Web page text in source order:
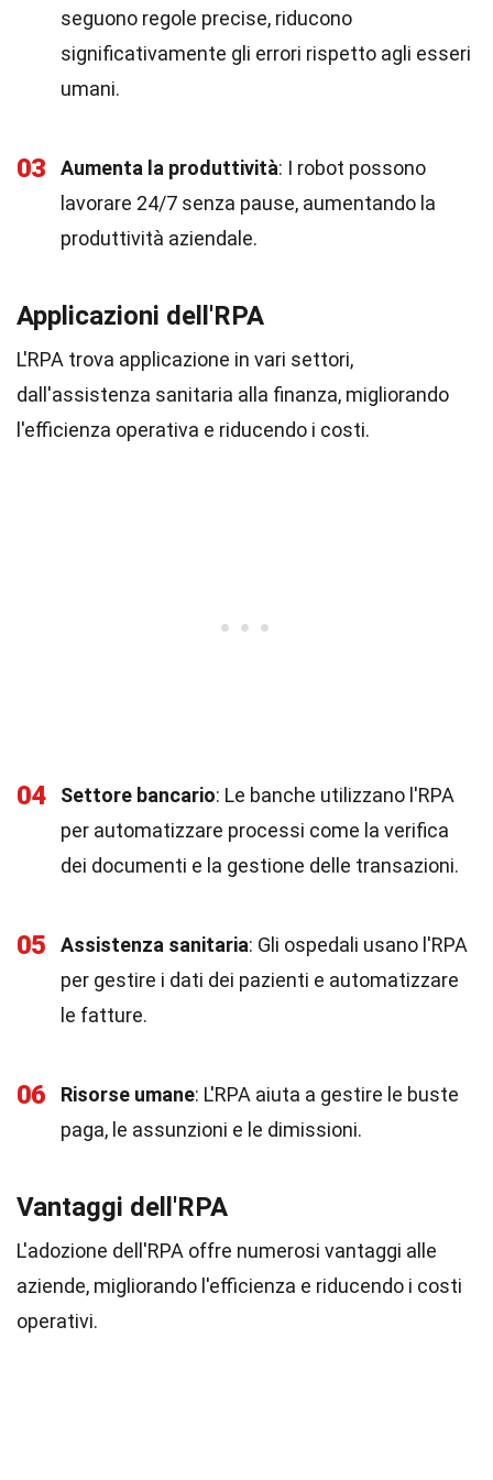
seguono regole precise, riducono
significativamente gli errori rispetto agli esseri
umani.
03 Aumenta la produttività: I robot possono
lavorare 24/7 senza pause, aumentando la
produttività aziendale.
Applicazioni dell'RPA
L'RPA trova applicazione in vari settori,
dall'assistenza sanitaria alla finanza, migliorando
l'efficienza operativa e riducendo i costi.
04 Settore bancario: Le banche utilizzano l'RPA
per automatizzare processi come la verifica
dei documenti e la gestione delle transazioni.
05 Assistenza sanitaria: Gli ospedali usano l'RPA
per gestire i dati dei pazienti e automatizzare
le fatture.
06 Risorse umane: L'RPA aiuta a gestire le buste
paga, le assunzioni e le dimissioni.
Vantaggi dell'RPA
L'adozione dell'RPA offre numerosi vantaggi alle
aziende, migliorando l'efficienza e riducendo i costi
operativi.